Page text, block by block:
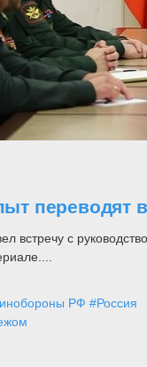
переводят
встречу с
РФ #Россия